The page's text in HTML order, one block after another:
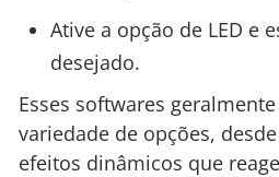
Ative a opção de LED e
desejado.
Esses softwares
variedade de opções,
efeitos dinâmicos que